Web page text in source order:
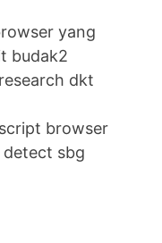
yang
budak2
dkt
browser
sbg